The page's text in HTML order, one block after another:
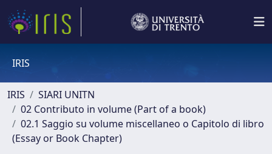
IRIS
IRIS
SIARI UNITN
02 Contributo in volume (Part of a book)
02.1 Saggio su volume miscellaneo o Capitolo di libro
(Essay or Book Chapter)